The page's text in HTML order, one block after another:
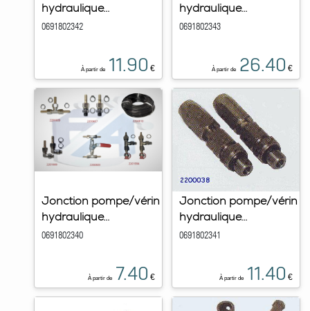
hydraulique...
0691802342
À partir de 11.90 €
hydraulique...
0691802343
À partir de 26.40 €
Jonction pompe/vérin
hydraulique...
0691802340
À partir de 7.40 €
Jonction pompe/vérin
hydraulique...
0691802341
À partir de 11.40 €